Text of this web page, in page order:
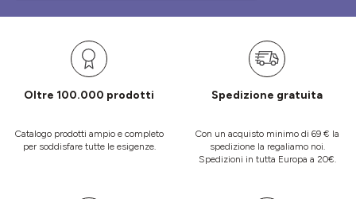
Oltre 100.000 prodotti
Catalogo prodotti ampio e completo
per soddisfare tutte le esigenze.
Spedizione gratuita
Con un acquisto minimo di 69 € la
spedizione la regaliamo noi.
Spedizioni in tutta Europa a 20€.